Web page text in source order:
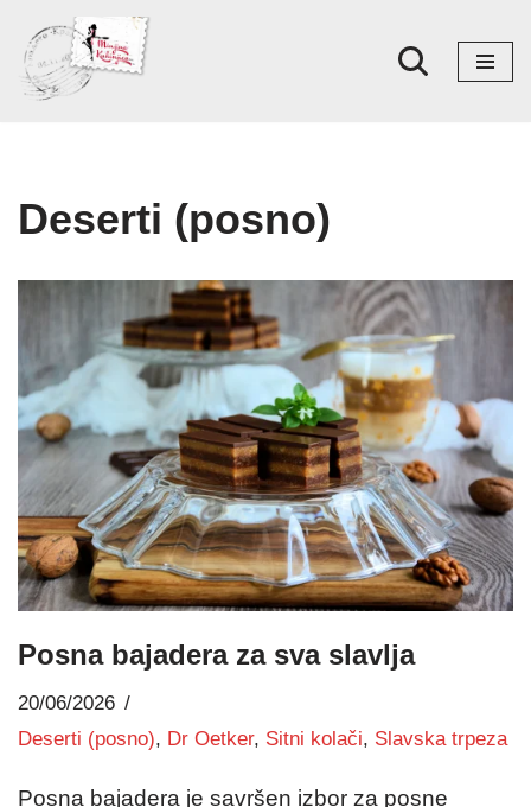
Skoči
na
Deserti (posno)
Posna bajadera za sva slavlja
20/06/2026
Deserti (posno), Dr Oetker, Sitni kolači, Slavska trpeza
Posna bajadera je savršen izbor za posne